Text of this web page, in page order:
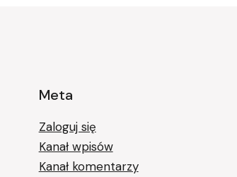
Meta
Zaloguj się
Kanał wpisów
Kanał komentarzy